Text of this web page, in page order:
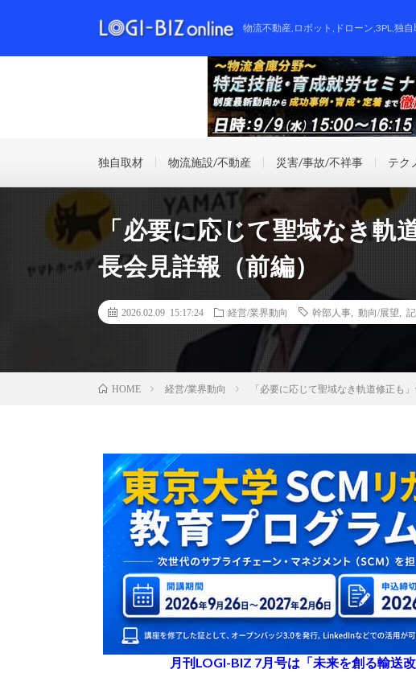
物流不動産,ロボット,ドローン,3PL,独
独自取材 物流施設/不動産 災害/事故/不祥事 テク
「必要に応じて聖域なき軌
長会見詳報（前編）
2026.02.09 15:17:24 経営/業界動向 幹部人事 動向/展望
HOME 経営/業界動向 「必要に応じて聖域なき軌道修正も
月刊LOGI-BIZ 7月号は「未来を創る輸送